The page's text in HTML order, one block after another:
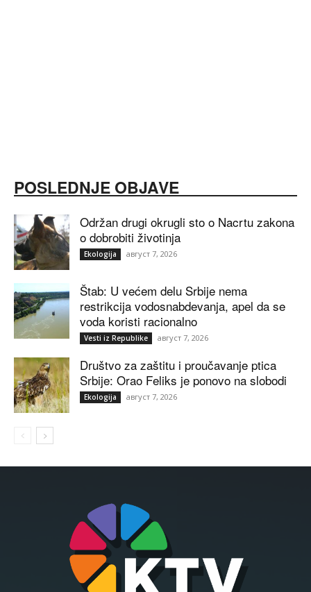
POSLEDNJE OBJAVE
Održan drugi okrugli sto o Nacrtu zakona
o dobrobiti životinja
Ekologija август 7, 2026
Štab: U većem delu Srbije nema
restrikcija vodosnabdevanja, apel da se
voda koristi racionalno
Vesti iz Republike август 7, 2026
Društvo za zaštitu i proučavanje ptica
Srbije: Orao Feliks je ponovo na slobodi
Ekologija август 7, 2026